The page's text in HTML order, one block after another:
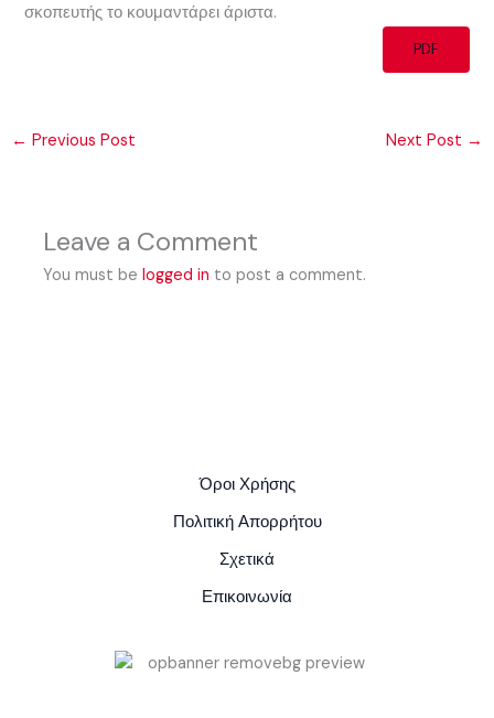
σκοπευτής το κουμαντάρει άριστα.
PDF
← Previous Post Next Post →
Leave a Comment
You must belogged in to post a comment.
Όροι Χρήσης
Πολιτική Απορρήτου
Σχετικά
Επικοινωνία